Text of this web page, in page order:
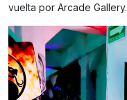
vuelta por Arcade Gallery.